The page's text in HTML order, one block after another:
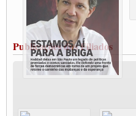
Modal-Live #13 Aumento da Violência
Trabalhadora em Tempos de Pandemia
MODAL-LIVE#12 POLÍTICAS
CLASSE TRABALHADORA E
MODAL-LIVE#11 POLÍTICAS
JUVENTUDE DO TRANSPORTE:
Fabio Primo testa positivo para
Modal-Live#9 Quais são os direitos dos
Publicações dos Filiados